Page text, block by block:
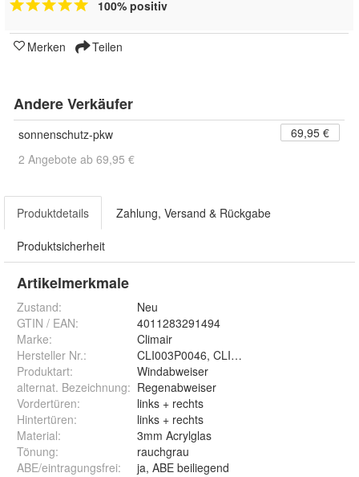
100% positiv
Merken Teilen
Andere Verkäufer
sonnenschutz-pkw
69,95 €
2 Angebote ab 69,95 €
Produktdetails Zahlung, Versand & Rückgabe
Produktsicherheit
Artikelmerkmale
Zustand:
Neu
GTIN / EAN:
4011283291494
Marke:
Climair
Hersteller Nr.:
CLI003P0046, CLI004M2046
Produktart:
Windabweiser
alternat. Bezeichnung: Regenabweiser
Vordertüren:
links + rechts
Hintertüren:
links + rechts
Material:
3mm Acrylglas
Tönung:
rauchgrau
ABE/eintragungsfrei: ja, ABE beiliegend